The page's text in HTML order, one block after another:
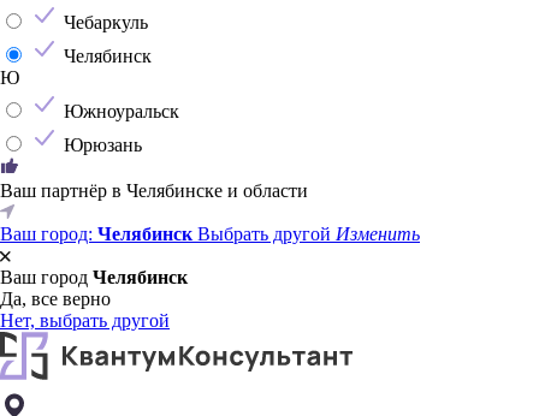
Чебаркуль
Челябинск
Ю
Южноуральск
Юрюзань
Ваш партнёр в Челябинске и области
Ваш город: Челябинск Выбрать другой Изменить
Ваш город Челябинск
Да, все верно
Нет, выбрать другой